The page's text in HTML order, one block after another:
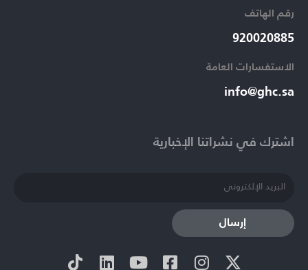
اشترك في نشراتنا الإخبارية​
إرسال
رقم الهاتف​
920020885​
الاستفسارات العامة ​
info@ghc.sa​